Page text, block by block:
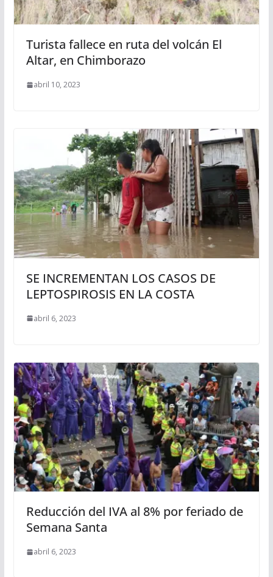
Turista fallece en ruta del volcán El
Altar, en Chimborazo
abril 10, 2023
SE INCREMENTAN LOS CASOS DE
LEPTOSPIROSIS EN LA COSTA
abril 6, 2023
Reducción del IVA al 8% por feriado de
Semana Santa
abril 6, 2023